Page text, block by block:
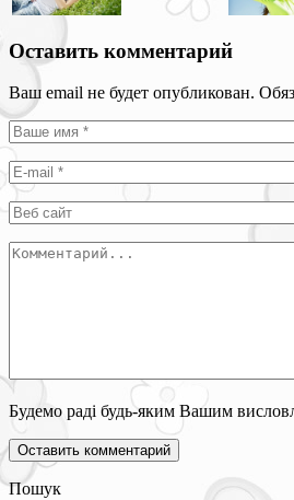
Оставить комментарий
Ваш email не будет опубликован.
Будемо раді будь-яким Вашим
Пошук